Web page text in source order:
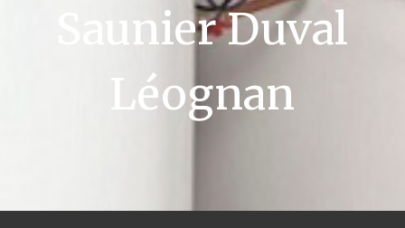
Saunier Duval
Léognan